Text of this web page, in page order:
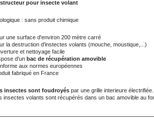
pour insecte volant
: sans produit chimique
une surface d'environ 200 mètre carré
la destruction d'instectes volants (mouche, moustique,...)
et nettoyage facile
d'un bac de récupération amovible
aux normes européennes
fabriqué en France
insectes sont foudroyés par une grille interieure électrifiée.
insectes volants sont récupérés dans un bac amovible au